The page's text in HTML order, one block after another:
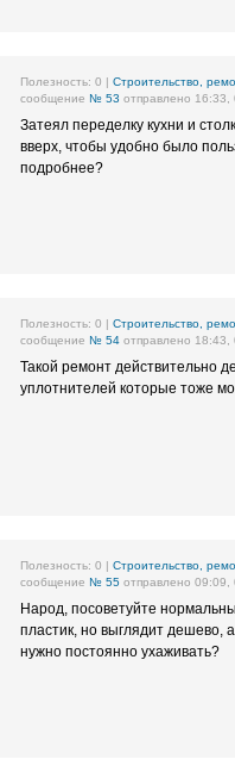
Полезность: 0 | Строительство,
сообщение № 53 отправлено 16:33,
Затеял переделку кухни и
вверх, чтобы удобно было
подробнее?
Полезность: 0 | Строительство,
сообщение № 54 отправлено 18:43,
Такой ремонт действительно
уплотнителей которые тоже
Полезность: 0 | Строительство,
сообщение № 55 отправлено 09:09,
Народ, посоветуйте
пластик, но выглядит дешево,
нужно постоянно ухаживать?